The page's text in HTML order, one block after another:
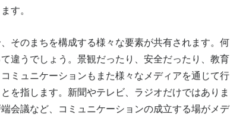
す。
そのまちを構成する様々な要素が共有されます。何
違うでしょう。景観だったり、安全だったり、教育
ミュニケーションもまた様々なメディアを通じて行
を指します。新聞やテレビ、ラジオだけではありま
会議など、コミュニケーションの成立する場がメデ